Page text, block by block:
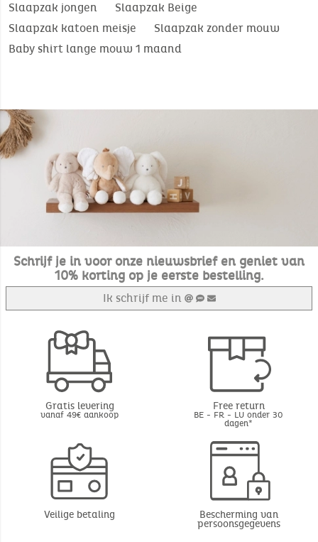
Slaapzak jongen
Slaapzak Beige
Slaapzak katoen meisje
Slaapzak zonder mouw
Baby shirt lange mouw 1 maand
Schrijf je in voor onze nieuwsbrief en geniet van
10% korting op je eerste bestelling.
Ik schrijf me in
Gratis levering
vanaf 49€ aankoop
Free return
BE - FR - LU onder 30
dagen*
Veilige betaling Bescherming van
persoonsgegevens